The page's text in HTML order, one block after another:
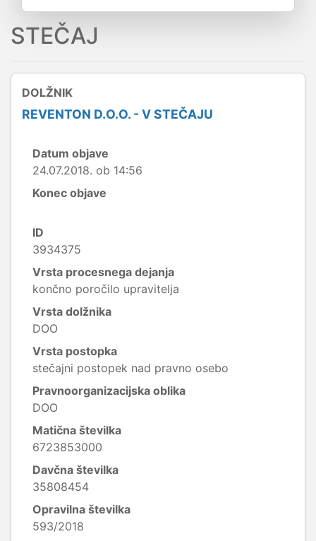
STEČAJ
DOLŽNIK
REVENTON D.O.O. - V STEČAJU
Datum objave
24.07.2018. ob 14:56
Konec objave
ID
3934375
Vrsta procesnega dejanja
končno poročilo upravitelja
Vrsta dolžnika
DOO
Vrsta postopka
stečajni postopek nad pravno osebo
Pravnoorganizacijska oblika
DOO
Matična številka
6723853000
Davčna številka
35808454
Opravilna številka
593/2018